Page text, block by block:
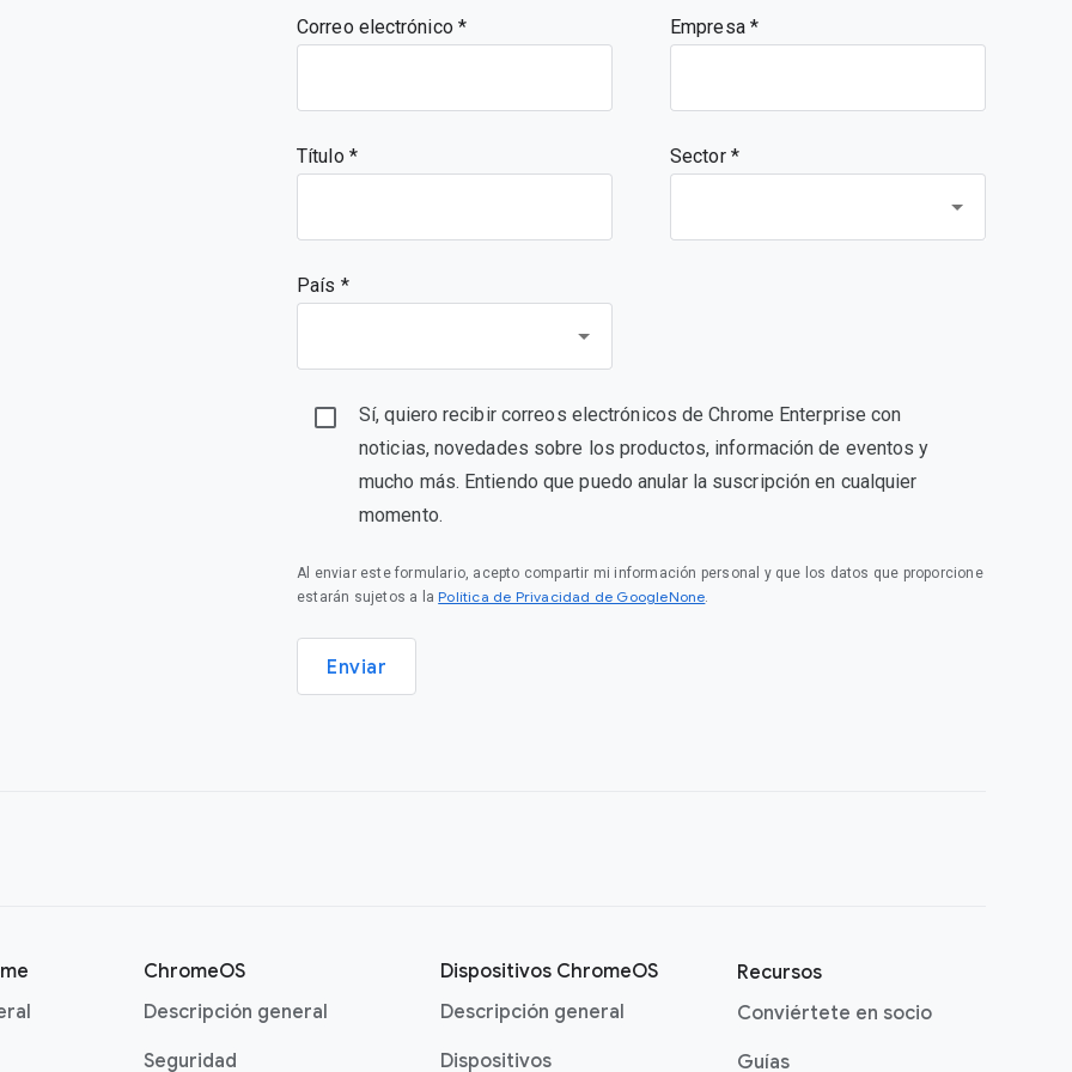
Correo electrónico Empresa
Título Sector *
País *
Sí, quiero recibir correos electrónicos de Chrome Enterprise con
noticias, novedades sobre los productos, información de eventos y
mucho más. Entiendo que puedo anular la suscripción en cualquier
momento.
Al enviar este formulario, acepto compartir mi información personal y que los datos que proporcione
estarán sujetos a la Política de Privacidad de GoogleNone.
Enviar
ChromeOS
Descripción general
Seguridad
Dispositivos ChromeOS
Descripción general
Dispositivos
Recursos
Conviértete en socio
Guías